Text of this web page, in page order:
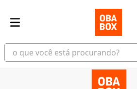
o que você está procurando?